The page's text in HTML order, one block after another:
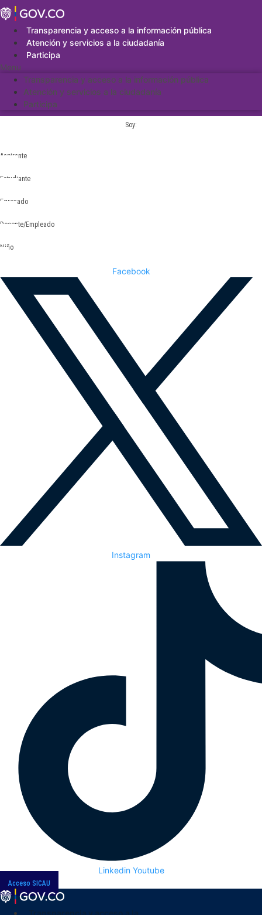
Saltar
al
contenidoTransparencia y acceso a la información pública
Atención y servicios a la ciudadanía
Participa
Menu
Transparencia y acceso a la información pública
Atención y servicios a la ciudadanía
Participa
Soy:
Aspirante
Estudiante
Egresado
Docente/Empleado
Niño
Facebook
Instagram
Linkedin Youtube
Acceso SICAU